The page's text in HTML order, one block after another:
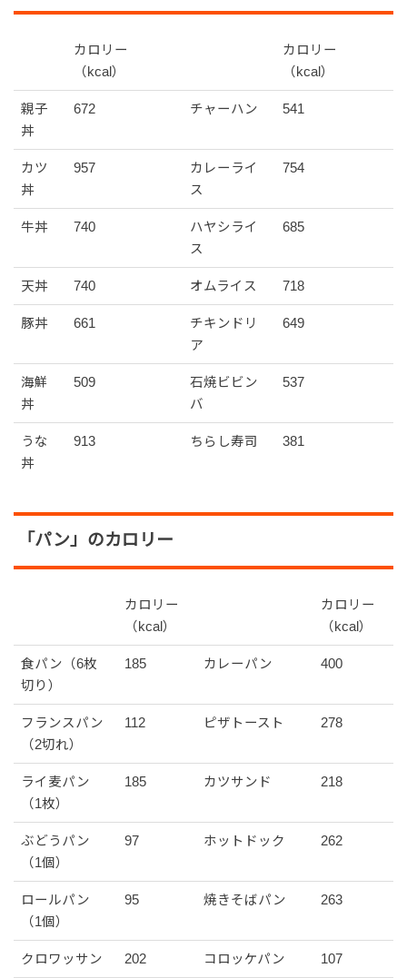
カロリー
（kcal）
カロリー
（kcal）
親子
丼
672 チャーハン 541
カツ
丼
957
カレーライ
ス
754
牛丼 740
ハヤシライ
ス
685
天丼 740 オムライス 718
豚丼 661
チキンドリ
ア
649
海鮮
丼
509
石焼ビビン
バ
537
うな
丼
913 ちらし寿司 381
「パン」のカロリー
カロリー
（kcal）
カロリー
（kcal）
食パン（6枚
切り）
185 カレーパン 400
フランスパン
（2切れ）
112 ピザトースト 278
ライ麦パン
（1枚）
185 カツサンド 218
ぶどうパン
（1個）
97 ホットドック 262
ロールパン
（1個）
95 焼きそばパン 263
クロワッサン 202 コロッケパン 107